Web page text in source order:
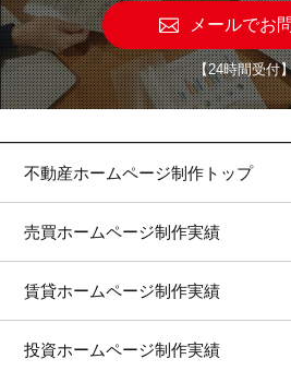
メールでお
【24時間受付
不動産ホームページ制作トップ
売買ホームページ制作実績
賃貸ホームページ制作実績
投資ホームページ制作実績